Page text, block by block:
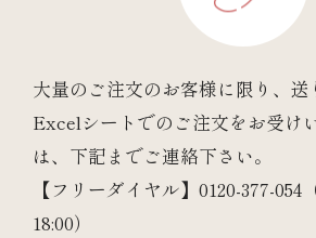
大量のご注文のお客様に限り、送
Excelシートでのご注文をお受け
は、下記までご連絡下さい。
【フリーダイヤル】0120-377-054
18:00）